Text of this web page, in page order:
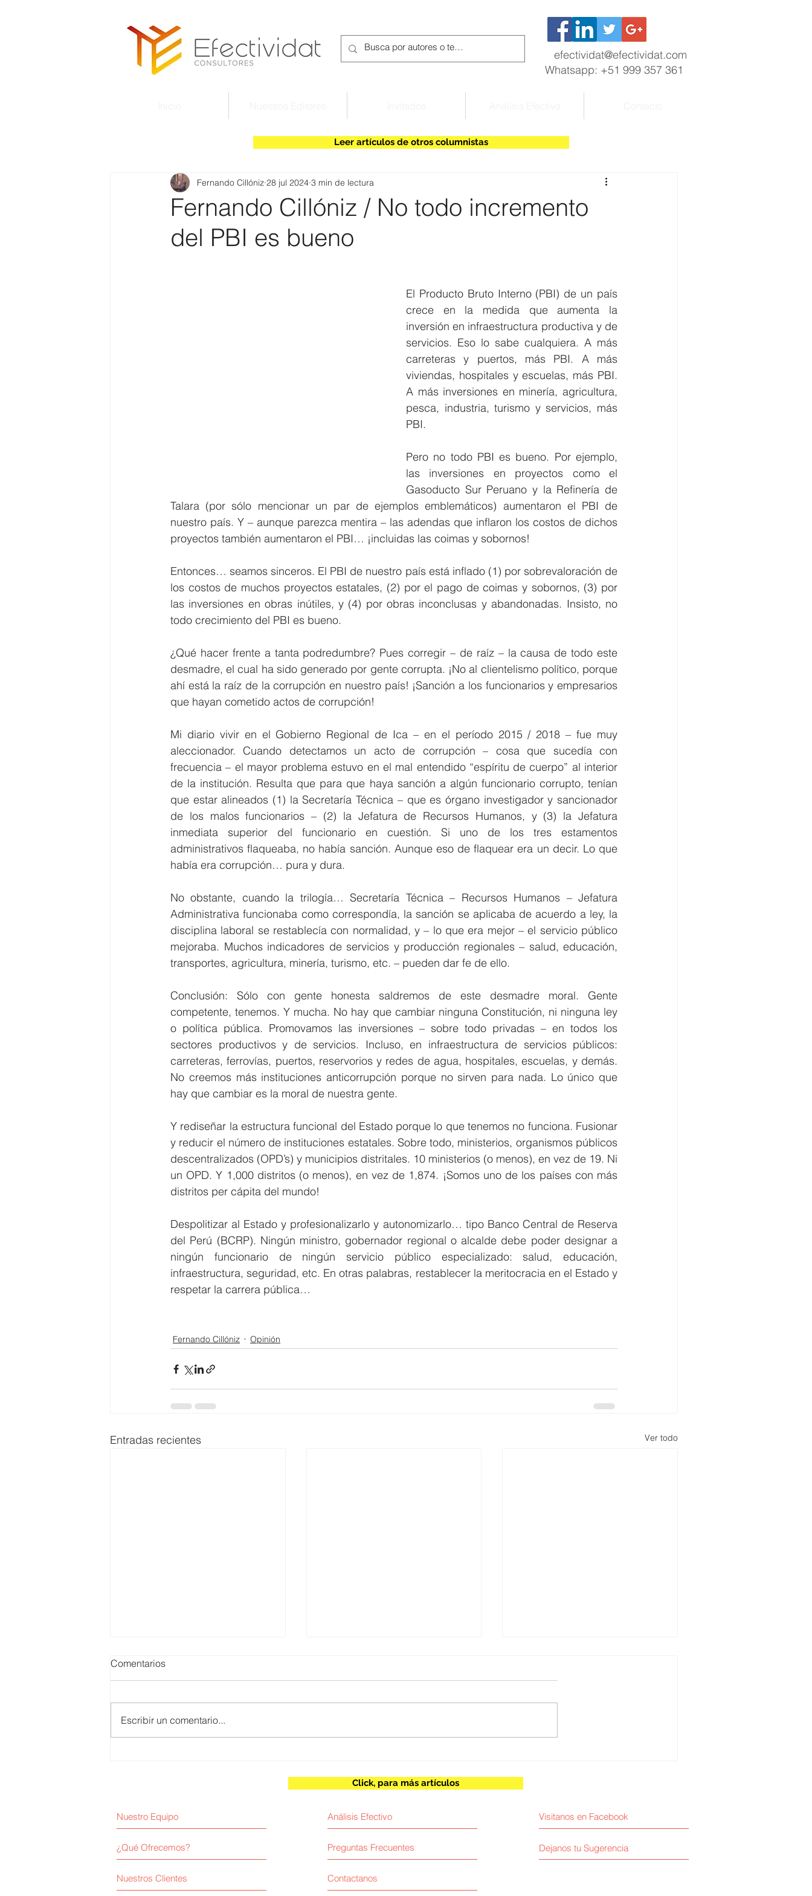
efectividat@efectividat.com
Whatsapp: +51 999 357 361
Leer artículos de otros columnistas
Fernando Cillóniz / No todo incremento
del PBI es bueno
Fernando Cillóniz 28 jul 2024 3 min de lectura
El Producto Bruto Interno (PBI) de un país
crece en la medida que aumenta la
inversión en infraestructura productiva y de
servicios. Eso lo sabe cualquiera. A más
carreteras y puertos, más PBI. A más
viviendas, hospitales y escuelas, más PBI.
A más inversiones en minería, agricultura,
pesca, industria, turismo y servicios, más
PBI.
Pero no todo PBI es bueno. Por ejemplo,
las inversiones en proyectos como el
Gasoducto Sur Peruano y la Refinería de
Talara (por sólo mencionar un par de ejemplos emblemáticos) aumentaron el PBI de
nuestro país. Y – aunque parezca mentira – las adendas que inflaron los costos de dichos
proyectos también aumentaron el PBI… ¡incluidas las coimas y sobornos!
Entonces… seamos sinceros. El PBI de nuestro país está inflado (1) por sobrevaloración de
los costos de muchos proyectos estatales, (2) por el pago de coimas y sobornos, (3) por
las inversiones en obras inútiles, y (4) por obras inconclusas y abandonadas. Insisto, no
todo crecimiento del PBI es bueno.
¿Qué hacer frente a tanta podredumbre? Pues corregir – de raíz – la causa de todo este
desmadre, el cual ha sido generado por gente corrupta. ¡No al clientelismo político, porque
ahí está la raíz de la corrupción en nuestro país! ¡Sanción a los funcionarios y empresarios
que hayan cometido actos de corrupción!
Mi diario vivir en el Gobierno Regional de Ica – en el período 2015 / 2018 – fue muy
aleccionador. Cuando detectamos un acto de corrupción – cosa que sucedía con
frecuencia – el mayor problema estuvo en el mal entendido “espíritu de cuerpo” al interior
de la institución. Resulta que para que haya sanción a algún funcionario corrupto, tenían
que estar alineados (1) la Secretaría Técnica – que es órgano investigador y sancionador
de los malos funcionarios – (2) la Jefatura de Recursos Humanos, y (3) la Jefatura
inmediata superior del funcionario en cuestión. Si uno de los tres estamentos
administrativos flaqueaba, no había sanción. Aunque eso de flaquear era un decir. Lo que
había era corrupción… pura y dura.
No obstante, cuando la trilogía… Secretaría Técnica – Recursos Humanos – Jefatura
Administrativa funcionaba como correspondía, la sanción se aplicaba de acuerdo a ley, la
disciplina laboral se restablecía con normalidad, y – lo que era mejor – el servicio público
mejoraba. Muchos indicadores de servicios y producción regionales – salud, educación,
transportes, agricultura, minería, turismo, etc. – pueden dar fe de ello.
Conclusión: Sólo con gente honesta saldremos de este desmadre moral. Gente
competente, tenemos. Y mucha. No hay que cambiar ninguna Constitución, ni ninguna ley
o política pública. Promovamos las inversiones – sobre todo privadas – en todos los
sectores productivos y de servicios. Incluso, en infraestructura de servicios públicos:
carreteras, ferrovías, puertos, reservorios y redes de agua, hospitales, escuelas, y demás.
No creemos más instituciones anticorrupción porque no sirven para nada. Lo único que
hay que cambiar es la moral de nuestra gente.
Y rediseñar la estructura funcional del Estado porque lo que tenemos no funciona. Fusionar
y reducir el número de instituciones estatales. Sobre todo, ministerios, organismos públicos
descentralizados (OPD’s) y municipios distritales. 10 ministerios (o menos), en vez de 19. Ni
un OPD. Y 1,000 distritos (o menos), en vez de 1,874. ¡Somos uno de los países con más
distritos per cápita del mundo!
Despolitizar al Estado y profesionalizarlo y autonomizarlo… tipo Banco Central de Reserva
del Perú (BCRP). Ningún ministro, gobernador regional o alcalde debe poder designar a
ningún funcionario de ningún servicio público especializado: salud, educación,
infraestructura, seguridad, etc. En otras palabras, restablecer la meritocracia en el Estado y
respetar la carrera pública…
Fernando Cillóniz Opinión
Entradas recientes Ver todo
Comentarios
Escribir un comentario...
¿Qué Ofrecemos? Preguntas Frecuentes
Nuestro Equipo
Nuestros Clientes Contactanos
Análisis Efectivo Visitanos en Facebook
Dejanos tu Sugerencia
Click, para más artículos